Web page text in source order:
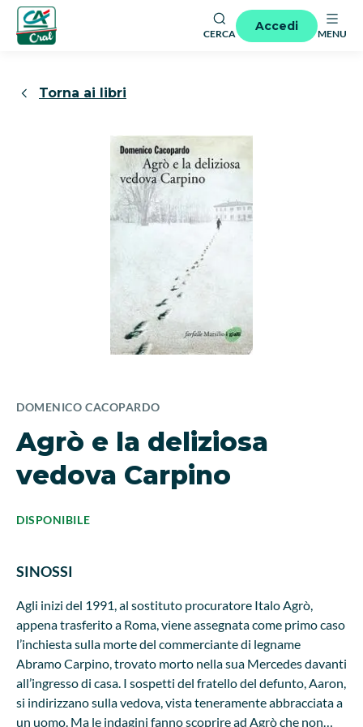
CERCA
Accedi
MENU
Torna ai libri
DOMENICO CACOPARDO
Agrò e la deliziosa
vedova Carpino
DISPONIBILE
SINOSSI
Agli inizi del 1991, al sostituto procuratore Italo Agrò,
appena trasferito a Roma, viene assegnata come primo caso
l’inchiesta sulla morte del commerciante di legname
Abramo Carpino, trovato morto nella sua Mercedes davanti
all’ingresso di casa. I sospetti del fratello del defunto, Aaron,
si indirizzano sulla vedova, vista teneramente abbracciata a
un uomo. Ma le indagini fanno scoprire ad Agrò che non